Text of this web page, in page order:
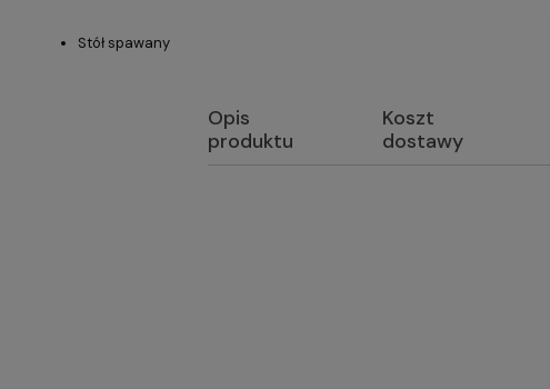
Opis
produktu
Koszt
dostawy
Stół spawany